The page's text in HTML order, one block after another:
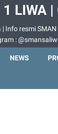
LIWA |
| Info resmi
:
NEWS